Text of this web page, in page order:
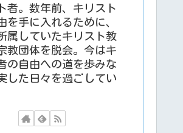
者。数年前、キリスト
を手に入れるために、
属していたキリスト教
教団体を脱会。今はキ
の自由への道を歩みな
した日々を過ごしてい